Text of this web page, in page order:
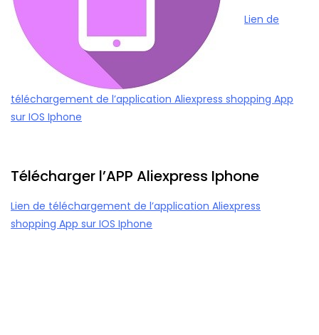
Lien de
téléchargement de l’application Aliexpress shopping App
sur IOS Iphone
Télécharger l’APP Aliexpress Iphone
Lien de téléchargement de l’application Aliexpress
shopping App sur IOS Iphone